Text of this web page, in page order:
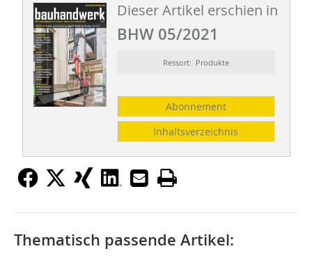
Dieser Artikel erschien in
BHW 05/2021
Ressort: Produkte
Abonnement
Inhaltsverzeichnis
Thematisch passende Artikel: